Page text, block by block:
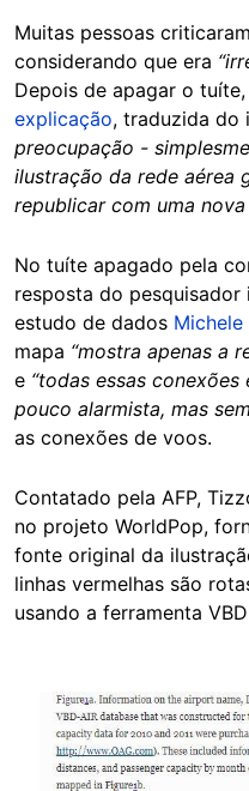
Muitas pessoas
considerando que era
Depois de apagar o
explicação, traduzida do
preocupação -
ilustração da rede aérea
republicar com uma nova
No tuíte apagado pela
resposta do pesquisador
estudo de dados
mapa “mostra apenas a
e “todas essas
pouco alarmista, mas
as conexões de voos.
Contatado pela AFP,
no projeto WorldPop,
fonte original da
linhas vermelhas são
usando a ferramenta
Image